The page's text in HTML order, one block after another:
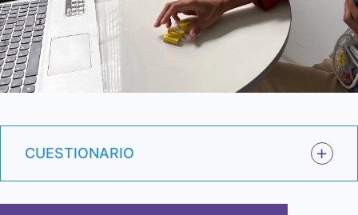
CUESTIONARIO